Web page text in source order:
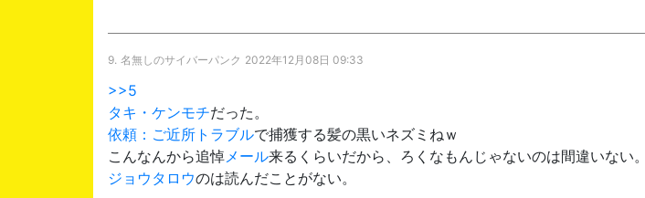
9. 名無しのサイバーパンク 2022年12月08日 09:33
>>5
タキ・ケンモチだった。
依頼：ご近所トラブルで捕獲する髪の黒いネズミねｗ
こんなんから追悼 メール来るくらいだから、ろくなもんじゃないのは間違いない。
ジョウタロウのは読んだことがない。